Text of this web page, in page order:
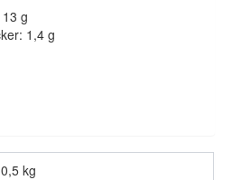
13 g
1,4 g
0,5 kg